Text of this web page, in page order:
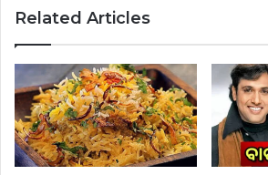
Related Articles